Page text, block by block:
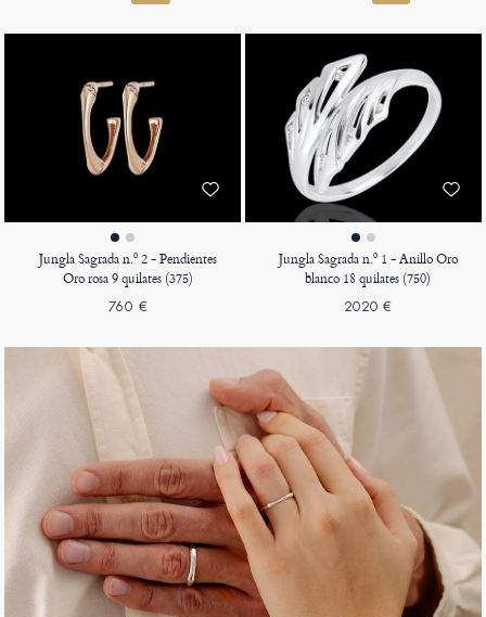
Jungla Sagrada n.º 2 - Pendientes
Oro rosa 9 quilates (375)
760 €
Jungla Sagrada n.º 1 - Anillo Oro
blanco 18 quilates (750)
2020 €